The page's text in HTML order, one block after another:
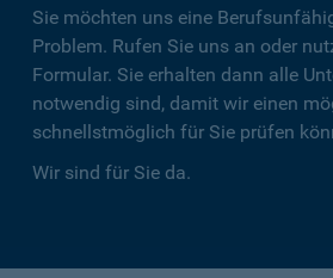
Sie möchten uns eine
Problem. Rufen Sie uns an oder
Formular. Sie erhalten dann alle
notwendig sind, damit wir einen
schnellstmöglich für Sie prüfen
Wir sind für Sie da.